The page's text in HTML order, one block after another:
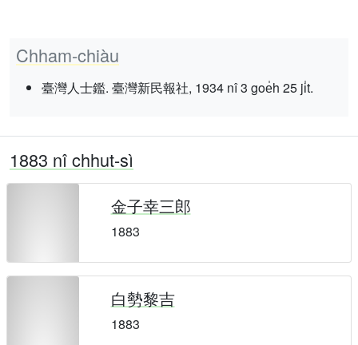
Chham-chiàu
臺灣人士鑑. 臺灣新民報社, 1934 nî 3 goe̍h 25 ji̍t.
1883 nî chhut-sì
金子幸三郎
1883
白勢黎吉
1883